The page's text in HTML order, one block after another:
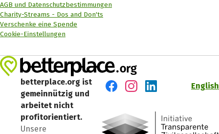
AGB und Datenschutzbestimmungen
Charity-Streams - Dos and Don'ts
Verschenke eine Spende
Cookie-Einstellungen
betterplace.org ist
gemeinnützig und
arbeitet nicht
profitorientiert.
Unsere
English